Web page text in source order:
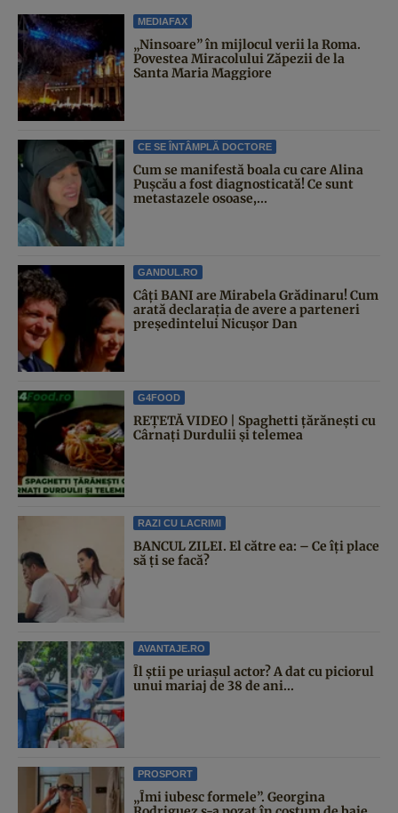
MEDIAFAX
„Ninsoare” în mijlocul verii la Roma.
Povestea Miracolului Zăpezii de la
Santa Maria Maggiore
CE SE ÎNTÂMPLĂ DOCTORE
Cum se manifestă boala cu care Alina
Pușcău a fost diagnosticată! Ce sunt
metastazele osoase,...
GANDUL.RO
Câți BANI are Mirabela Grădinaru! Cum
arată declarația de avere a parteneri
președintelui Nicușor Dan
G4FOOD
REȚETĂ VIDEO | Spaghetti țărănești cu
Cârnați Durdulii și telemea
RAZI CU LACRIMI
BANCUL ZILEI. El către ea: – Ce îți place
să ți se facă?
AVANTAJE.RO
Îl știi pe uriașul actor? A dat cu piciorul
unui mariaj de 38 de ani...
PROSPORT
„Îmi iubesc formele”. Georgina